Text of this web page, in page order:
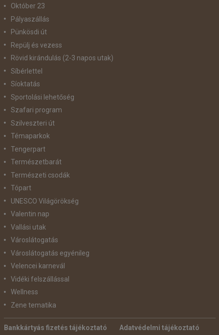
Október 23
Pályaszállás
Pünkösdi út
Repülj és vezess
Rövid kirándulás (2-3 napos utak)
Síbérlettel
Síoktatás
Sportolási lehetőség
Szafari program
Szilveszteri út
Témaparkok
Tengerpart
Természetbarát
Természeti csodák
Tópart
UNESCO Világörökség
Valentin nap
Vallási utak
Városlátogatás
Városlátogatás egyénileg
Velencei karnevál
Vidéki felszállással
Wellness
Zene tematika
Bankkártyás fizetés tájékoztató Adatvédelmi tájékoztató